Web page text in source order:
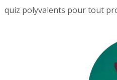
quiz polyvalents pour tout